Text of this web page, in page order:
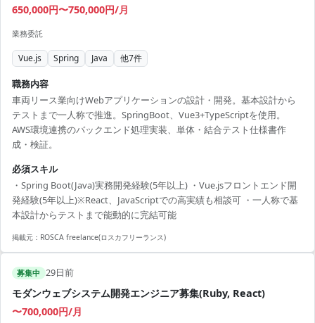
650,000円〜750,000円/月
業務委託
Vue.js Spring Java 他7件
職務内容
車両リース業向けWebアプリケーションの設計・開発。基本設計から
テストまで一人称で推進。SpringBoot、Vue3+TypeScriptを使用。
AWS環境連携のバックエンド処理実装、単体・結合テスト仕様書作
成・検証。
必須スキル
・Spring Boot(Java)実務開発経験(5年以上) ・Vue.jsフロントエンド開
発経験(5年以上)※React、JavaScriptでの高実績も相談可 ・一人称で基
本設計からテストまで能動的に完結可能
掲載元： ROSCA freelance(ロスカフリーランス)
募集中 29日前
モダンウェブシステム開発エンジニア募集(Ruby, React)
〜700,000円/月